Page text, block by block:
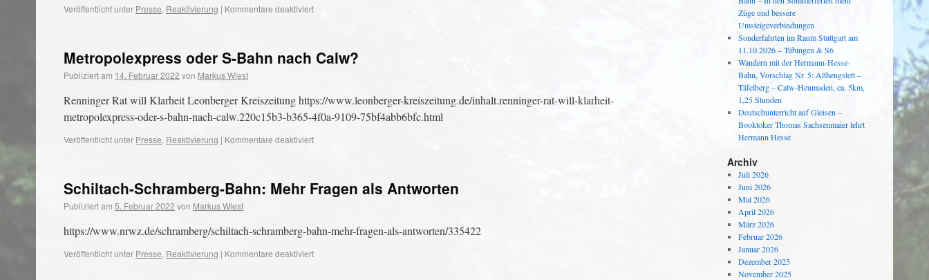
Veröffentlicht unter Presse, Reaktivierung | Kommentare deaktiviert
Metropolexpress oder S-Bahn nach Calw?
Publiziert am 14. Februar 2022 von Markus Wiest
Renninger Rat will Klarheit Leonberger Kreiszeitung https://www.leonberger-kreiszeitung.de/inhalt.renninger-rat-will-klarheit-
metropolexpress-oder-s-bahn-nach-calw.220c15b3-b365-4f0a-9109-75bf4abb6bfc.html
Veröffentlicht unter Presse, Reaktivierung | Kommentare deaktiviert
Schiltach-Schramberg-Bahn: Mehr Fragen als Antworten
Publiziert am 5. Februar 2022 von Markus Wiest
https://www.nrwz.de/schramberg/schiltach-schramberg-bahn-mehr-fragen-als-antworten/335422
Veröffentlicht unter Presse, Reaktivierung | Kommentare deaktiviert
Züge und bessere
Umsteigeverbindungen
Sonderfahrten im Raum Stuttgart am
11.10.2026 – Tübingen & S6
Wandern mit der Hermann-Hesse-
Bahn, Vorschlag Nr. 5: Althengstett –
Täfelberg – Calw-Heumaden, ca. 5km,
1,25 Stunden
Deutschunterricht auf Gleisen –
Booktoker Thomas Sachsenmaier lehrt
Hermann Hesse
Archiv
Juli 2026
Juni 2026
Mai 2026
April 2026
März 2026
Februar 2026
Januar 2026
Dezember 2025
November 2025